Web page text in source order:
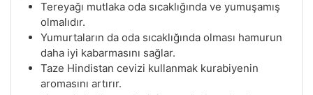
Tereyağı mutlaka oda sıcaklığında ve yumuşamış
olmalıdır.
Yumurtaların da oda sıcaklığında olması hamurun
daha iyi kabarmasını sağlar.
Taze Hindistan cevizi kullanmak kurabiyenin
aromasını artırır.